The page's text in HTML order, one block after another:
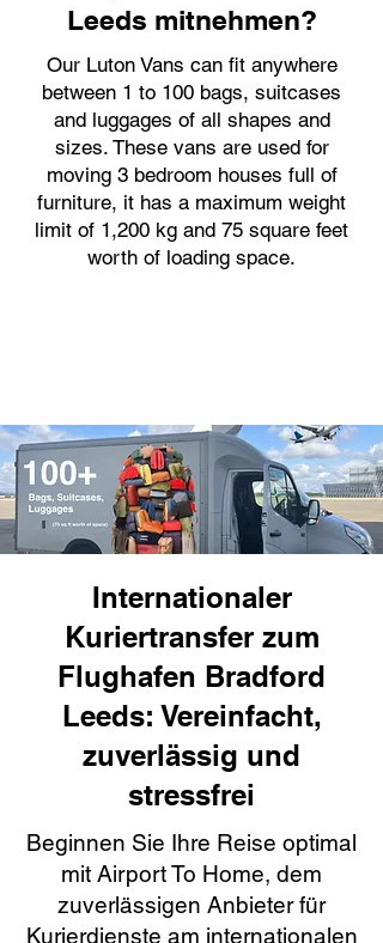
Leeds mitnehmen?
Our Luton Vans can fit anywhere
between 1 to 100 bags, suitcases
and luggages of all shapes and
sizes. These vans are used for
moving 3 bedroom houses full of
furniture, it has a maximum weight
limit of 1,200 kg and 75 square feet
worth of loading space.
Internationaler
Kuriertransfer zum
Flughafen Bradford
Leeds: Vereinfacht,
zuverlässig und
stressfrei
Beginnen Sie Ihre Reise optimal
mit Airport To Home, dem
zuverlässigen Anbieter für
Kurierdienste am internationalen